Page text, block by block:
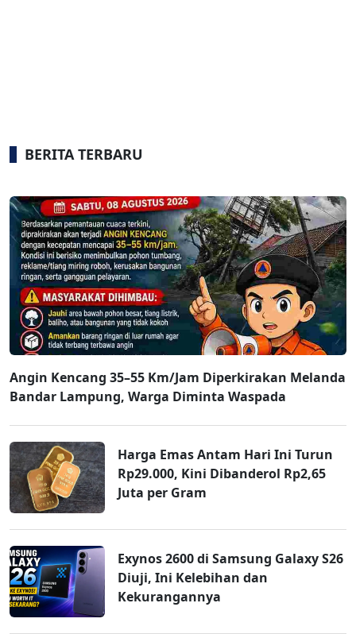
BERITA TERBARU
Angin Kencang 35–55 Km/Jam Diperkirakan Melanda
Bandar Lampung, Warga Diminta Waspada
Harga Emas Antam Hari Ini Turun
Rp29.000, Kini Dibanderol Rp2,65
Juta per Gram
Exynos 2600 di Samsung Galaxy S26
Diuji, Ini Kelebihan dan
Kekurangannya